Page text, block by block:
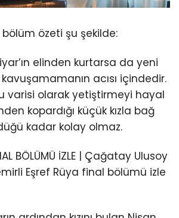
özeti şu şekilde:
elinden kurtarsa da yeni
kavuşamamanın acısı içindedir.
varisi olarak yetiştirmeyi hayal
kopardığı küçük kızla bağ
kadar kolay olmaz.